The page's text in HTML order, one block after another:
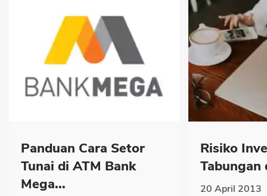
Panduan Cara Setor
Tunai di ATM Bank
Mega...
Risiko
Tabungan
20 April 2013